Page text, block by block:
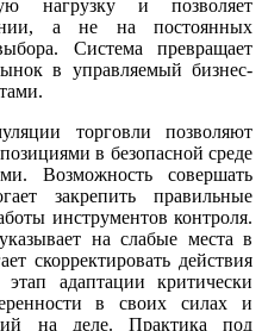
нагрузку и позволяет
а не на постоянных
Система превращает
в управляемый бизнес-
торговли позволяют
в безопасной среде
Возможность совершать
закрепить правильные
инструментов контроля.
на слабые места в
скорректировать действия
адаптации критически
в своих силах и
на деле. Практика под